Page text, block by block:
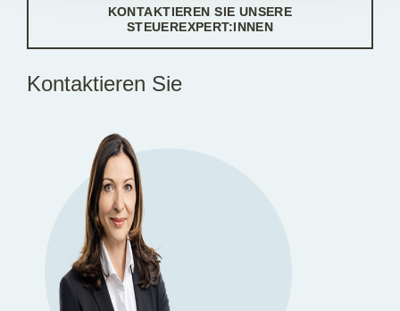
KONTAKTIEREN SIE UNSERE
STEUEREXPERT:INNEN
Kontaktieren Sie